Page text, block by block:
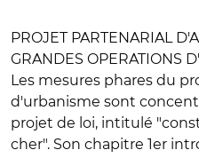
PROJET PARTENARIAL
GRANDES OPERATIONS
Les mesures phares du
d'urbanisme sont
projet de loi, intitulé
cher". Son chapitre 1er